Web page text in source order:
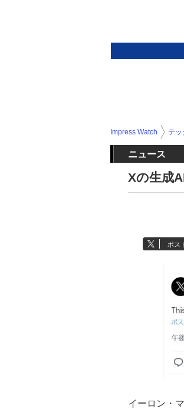
Impress Watch テッ
ニュース
Xの生成
ポス
イーロン・